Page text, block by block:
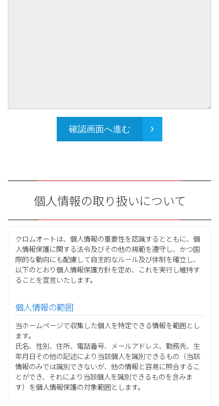
確認画面へ進む
個人情報の取り扱いについて
クロムオートは、個人情報の重要性を認識するとともに、個
人情報保護に関する法令及びその他の規範を遵守し、かつ国
際的な動向にも配慮して自主的なルール及び体制を確立し、
以下のとおり個人情報保護方針を定め、これを実行し維持す
ることを宣言いたします。
個人情報の範囲
当ホームページで収集した個人を特定できる情報を範囲とし
ます。
氏名、性別、住所、電話番号、メールアドレス、勤務先、生
年月日その他の記述により当該個人を識別できるもの（当該
情報のみでは識別できないが、他の情報と容易に照合するこ
とができ、それにより当該個人を識別できるものを含みま
す）を個人情報保護の対象範囲とします。